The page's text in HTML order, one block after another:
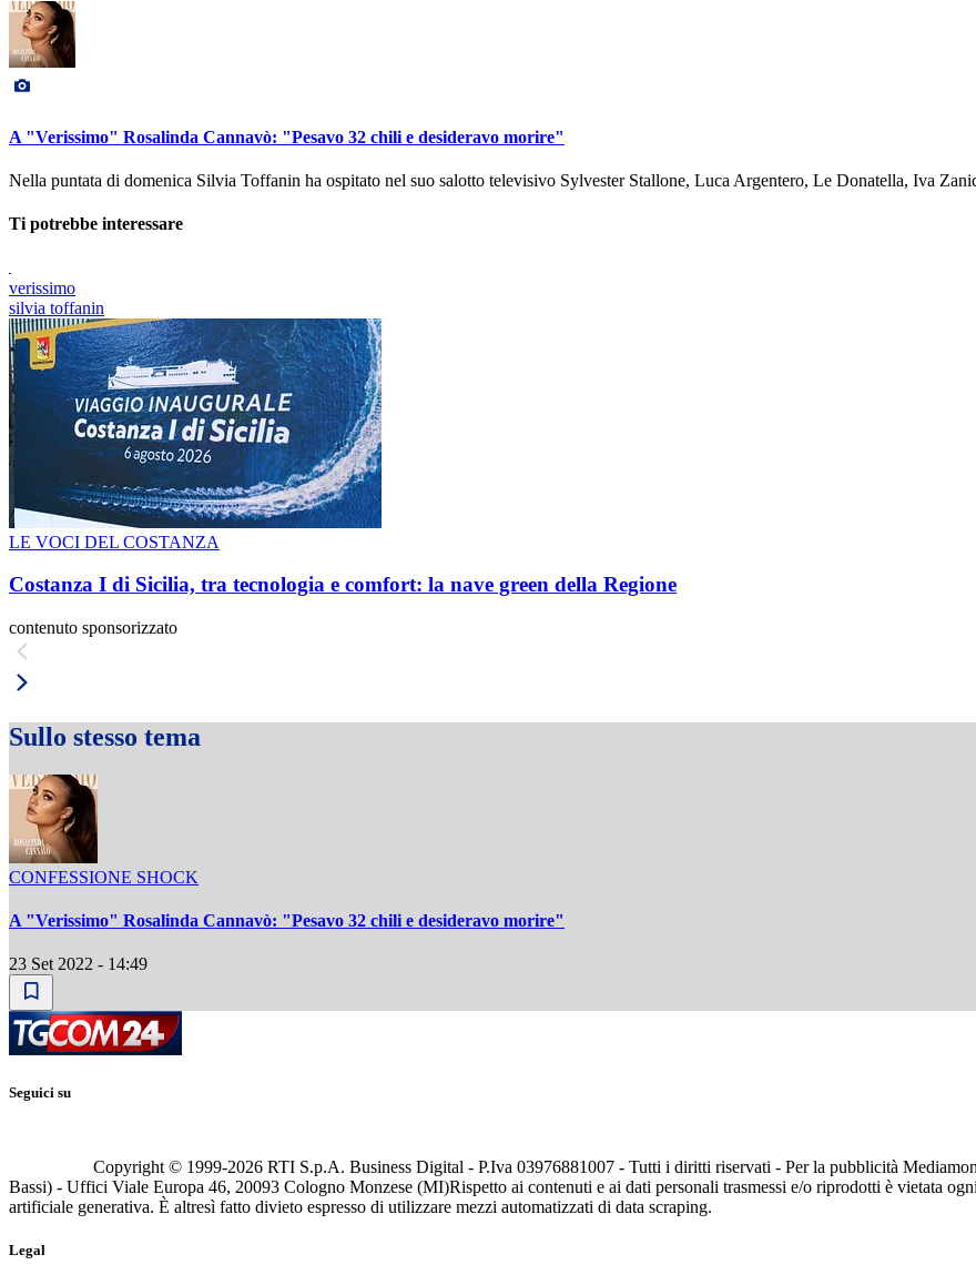
A "Verissimo" Rosalinda Cannavò: "Pesavo 32 chili e desideravo morire"
Nella puntata di domenica Silvia Toffanin ha ospitato nel suo salotto televisivo Sylvester Stallone, Luca Argentero, Le Donatella, Iva
Ti potrebbe interessare
verissimo
silvia toffanin
LE VOCI DEL COSTANZA
Costanza I di Sicilia, tra tecnologia e comfort: la nave green della Regione
contenuto sponsorizzato
Sullo stesso tema
CONFESSIONE SHOCK
A "Verissimo" Rosalinda Cannavò: "Pesavo 32 chili e desideravo morire"
23 Set 2022 - 14:49
Seguici su
Copyright © 1999-2026 RTI S.p.A. Business Digital - P.Iva 03976881007 - Tutti i diritti riservati - Per la pubblicità
Bassi) - Uffici Viale Europa 46, 20093 Cologno Monzese (MI)Rispetto ai contenuti e ai dati personali trasmessi e/o riprodotti è vietata
artificiale generativa. È altresì fatto divieto espresso di utilizzare mezzi automatizzati di data scraping.
Legal